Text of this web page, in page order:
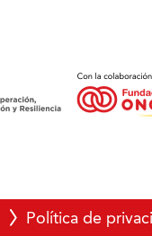
Política de